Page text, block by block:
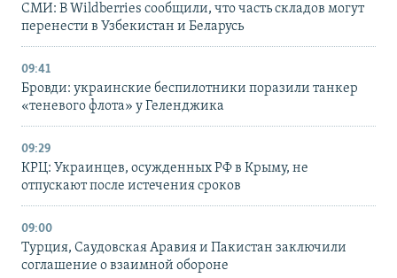
СМИ: В Wildberries сообщили, что часть складов могут
перенести в Узбекистан и Беларусь
09:41
Бровди: украинские беспилотники поразили танкер
«теневого флота» у Геленджика
09:29
КРЦ: Украинцев, осужденных РФ в Крыму, не
отпускают после истечения сроков
09:00
Турция, Саудовская Аравия и Пакистан заключили
соглашение о взаимной обороне